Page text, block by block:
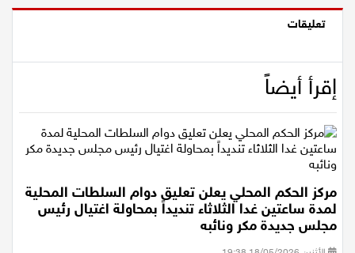
إقرأ أيضاً
مركز الحكم المحلي يعلن تعليق دوام السلطات المحلية
لمدة ساعتين غدا الثلاثاء تنديداً بمحاولة اغتيال رئيس
مجلس جديدة مكر ونائبه